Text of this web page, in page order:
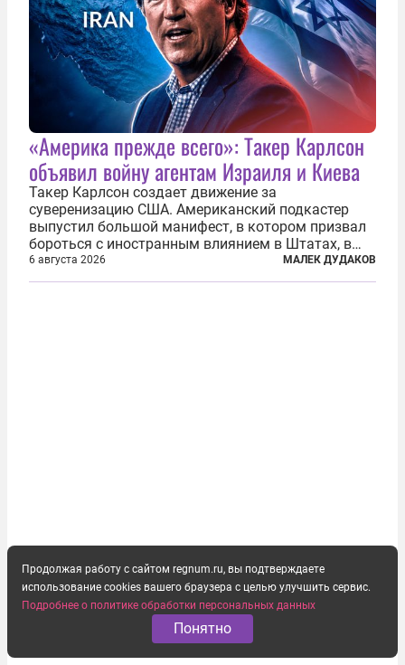
«Америка прежде всего»: Такер Карлсон
объявил войну агентам Израиля и Киева
Такер Карлсон создает движение за
суверенизацию США. Американский подкастер
выпустил большой манифест, в котором призвал
бороться с иностранным влиянием в Штатах, в
первую очередь имея в виду Израиль. А также
прекратить заморские войны, выплатить
6 августа 2026 МАЛЕК ДУДАКОВ
Продолжая работу с сайтом regnum.ru, вы подтверждаете
использование cookies вашего браузера с целью улучшить сервис.
Подробнее о политике обработки персональных данных
Понятно